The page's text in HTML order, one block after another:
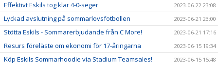
Effektivt Eskils tog klar 4-0-seger 2023-06-22 23:08
Lyckad avslutning på sommarlovsfotbollen 2023-06-21 23:00
Stötta Eskils - Sommarerbjudande från C More! 2023-06-21 17:16
Resurs föreläste om ekonomi för 17-åringarna 2023-06-15 19:34
Köp Eskils Sommarhoodie via Stadium Teamsales! 2023-06-15 15:48